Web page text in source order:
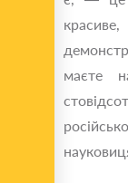
маєте